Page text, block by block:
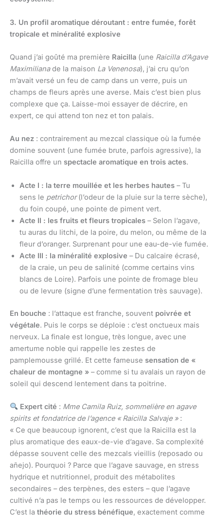
3. Un profil aromatique déroutant : entre fumée, forêt
tropicale et minéralité explosive
Quand j’ai goûté ma première Raicilla (une Raicilla d’Agave
Maximilianade la maison La Venenosa), j’ai cru qu’on
m’avait versé un feu de camp dans un verre, puis un
champs de fleurs après une averse. Mais c’est bien plus
complexe que ça. Laisse-moi essayer de décrire, en
expert, ce qui attend ton nez et ton palais.
Au nez : contrairement au mezcal classique où la fumée
domine souvent (une fumée brute, parfois agressive), la
Raicilla offre un spectacle aromatique en trois actes.
Acte I : la terre mouillée et les herbes hautes – Tu
sens le petrichor(l’odeur de la pluie sur la terre sèche),
du foin coupé, une pointe de piment vert.
Acte II : les fruits et fleurs tropicales – Selon l’agave,
tu auras du litchi, de la poire, du melon, ou même de la
fleur d’oranger. Surprenant pour une eau-de-vie fumée.
Acte III : la minéralité explosive – Du calcaire écrasé,
de la craie, un peu de salinité (comme certains vins
blancs de Loire). Parfois une pointe de fromage bleu
ou de levure (signe d’une fermentation très sauvage).
En bouche : l’attaque est franche, souvent poivrée et
végétale. Puis le corps se déploie : c’est onctueux mais
nerveux. La finale est longue, très longue, avec une
amertume noble qui rappelle les zestes de
pamplemousse grillé. Et cette fameuse sensation de «
chaleur de montagne » – comme si tu avalais un rayon de
soleil qui descend lentement dans ta poitrine.
Expert cité : Mme Camila Ruiz, sommelière en agave
spirits et fondatrice de l’agence « Raicilla Salvaje »:
« Ce que beaucoup ignorent, c’est que la Raicilla est la
plus aromatique des eaux-de-vie d’agave. Sa complexité
dépasse souvent celle des mezcals vieillis (reposado ou
añejo). Pourquoi ? Parce que l’agave sauvage, en stress
hydrique et nutritionnel, produit des métabolites
secondaires – des terpènes, des esters – que l’agave
cultivé n’a pas le temps ou les ressources de développer.
C’est la théorie du stress bénéfique, exactement comme